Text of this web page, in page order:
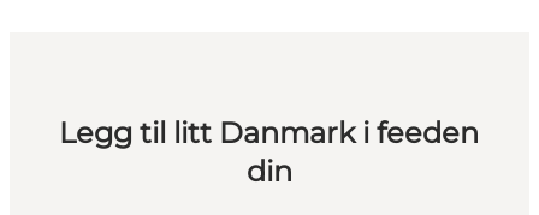
Legg til litt Danmark i feeden
din